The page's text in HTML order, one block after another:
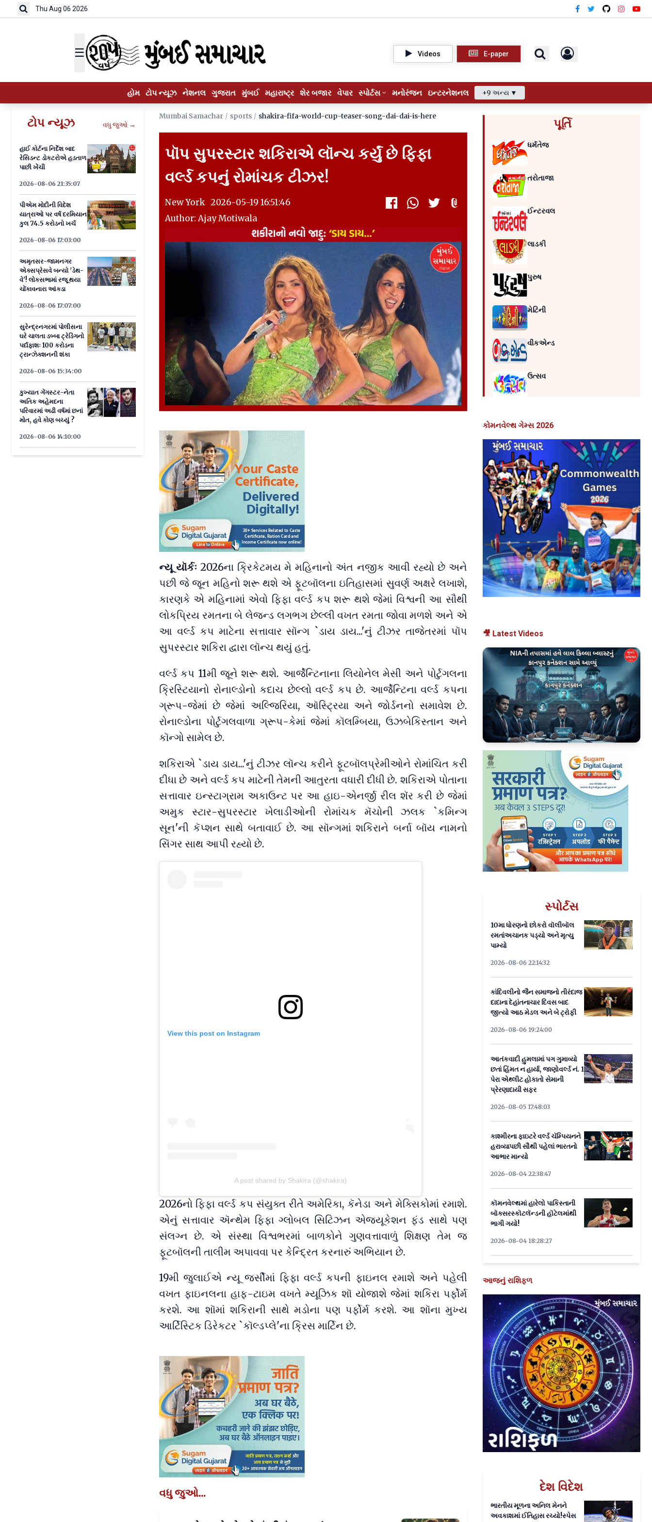
Thu Aug 06 2026
☰ Videos E-paper
હોમ ટોપ ન્યૂઝ નેશનલ ગુજરાત મુંબઈ મહારાષ્ટ્ર શેર બજાર વેપાર સ્પોર્ટસ મનોરંજન ઇન્ટરનેશનલ +9 અન્ય ▼
ટોપ ન્યૂઝ વધુ જુઓ →
હાઈ કોર્ટના નિર્દેશ બાદ
રેસિડન્ટ ડોકટરોએ હડતાળ
પાછી ખેંચી
2026-08-06 21:35:07
પીએમ મોદીની વિદેશ
યાત્રાઓ પર વર્ષ દરમિયાન
કુલ 74.5 કરોડનો ખર્ચ
2026-08-06 17:03:00
અમૃતસર-જામનગર
એક્સપ્રેસવે બન્યો 'ડેથ-
વે'! લોકસભામાં રજૂ થયા
ચોંકાવનારા આંકડા
2026-08-06 17:07:00
સુરેન્દ્રનગરમાં પોલીસના
ઘરે ચાલતા ડબ્બા ટ્રેડિંગનો
પર્દાફાશઃ 100 કરોડના
ટ્રાન્ઝેક્શનની શંકા
2026-08-06 15:34:00
કુખ્યાત ગેંગસ્ટર-નેતા
અતિક અહેમદના
પરિવારમાં અઢી વર્ષમાં છનાં
મોત, હવે કોણ બચ્યું ?
2026-08-06 14:10:00
Mumbai Samachar / sports / shakira-fifa-world-cup-teaser-song-dai-dai-is-here
પૉપ સુપરસ્ટાર શકિરાએ લૉન્ચ કર્યું છે ફિફા
વર્લ્ડ કપનું રોમાંચક ટીઝર!
New York 2026-05-19 16:51:46
Author: Ajay Motiwala
ન્યૂ યૉર્કઃ2026ના ક્રિકેટમય મે મહિનાનો અંત નજીક આવી રહ્યો છે અને
પછી જે જૂન મહિનો શરૂ થશે એ ફૂટબૉલના ઇતિહાસમાં સુવર્ણ અક્ષરે લખાશે,
કારણકે એ મહિનામાં એવો ફિફા વર્લ્ડ કપ શરૂ થશે જેમાં વિશ્વની આ સૌથી
લોકપ્રિય રમતના બે લેજન્ડ લગભગ છેલ્લી વખત રમતા જોવા મળશે અને એ
આ વર્લ્ડ કપ માટેના સત્તાવાર સૉન્ગ `ડાય ડાય...'નું ટીઝર તાજેતરમાં પૉપ
સુપરસ્ટાર શકિરા દ્વારા લૉન્ચ થયું હતું.
વર્લ્ડ કપ 11મી જૂને શરૂ થશે. આર્જેન્ટિનાના લિયોનેલ મેસી અને પોર્ટુગલના
ક્રિસ્ટિયાનો રોનાલ્ડોનો કદાચ છેલ્લો વર્લ્ડ કપ છે. આર્જેન્ટિના વર્લ્ડ કપના
ગ્રૂપ-જેમાં છે જેમાં અલ્જિરિયા, ઑસ્ટ્રિયા અને જોર્ડનનો સમાવેશ છે.
રોનાલ્ડોના પોર્ટુગલવાળા ગ્રૂપ-કેમાં જેમાં કૉલમ્બિયા, ઉઝબેકિસ્તાન અને
કૉન્ગો સામેલ છે.
શકિરાએ `ડાય ડાય...'નું ટીઝર લૉન્ચ કરીને ફૂટબૉલપ્રેમીઓને રોમાંચિત કરી
દીધા છે અને વર્લ્ડ કપ માટેની તેમની આતુરતા વધારી દીધી છે. શકિરાએ પોતાના
સત્તાવાર ઇન્સ્ટાગ્રામ અકાઉન્ટ પર આ હાઇ-એનર્જી રીલ શૅર કરી છે જેમાં
અમુક સ્ટાર-સુપરસ્ટાર ખેલાડીઓની રોમાંચક મૅચોની ઝલક `કમિન્ગ
સૂન'ની કૅપ્શન સાથે બતાવાઈ છે. આ સૉન્ગમાં શકિરાને બર્ના બૉય નામનો
સિંગર સાથ આપી રહ્યો છે.
View this post on Instagram
A post shared by Shakira (@shakira)
2026નો ફિફા વર્લ્ડ કપ સંયુક્ત રીતે અમેરિકા, કૅનેડા અને મેક્સિકોમાં રમાશે.
એનું સત્તાવાર ઍન્થેમ ફિફા ગ્લોબલ સિટિઝન એજ્યૂકેશન ફંડ સાથે પણ
સંલગ્ન છે. એ સંસ્થા વિશ્વભરમાં બાળકોને ગુણવત્તાવાળું શિક્ષણ તેમ જ
ફૂટબૉલની તાલીમ અપાવવા પર કેન્દ્રિત કરનારું અભિયાન છે.
19મી જુલાઈએ ન્યૂ જર્સીમાં ફિફા વર્લ્ડ કપની ફાઇનલ રમાશે અને પહેલી
વખત ફાઇનલના હાફ-ટાઇમ વખતે મ્યૂઝિક શૉ યોજાશે જેમાં શકિરા પર્ફોર્મ
કરશે. આ શૉમાં શકિરાની સાથે મડોના પણ પર્ફોર્મ કરશે. આ શૉના મુખ્ય
આર્ટિસ્ટિક ડિરેકટર `કૉલ્ડપ્લે'ના ક્રિસ માર્ટિન છે.
વધુ જુઓ...
પૂર્તિ
ધર્મતેજ
તરોતાજા
ઈન્ટરવલ
લાડકી
પુરુષ
મેટિની
વીકએન્ડ
ઉત્સવ
કોમનવેલ્થ ગેમ્સ 2026
🎥 Latest Videos
▶
સ્પોર્ટસ
10મા ધોરણનો છોકરો વૉલીબૉલ
રમતાંઅચાનક પડ્યો અને મૃત્યુ
પામ્યો
2026-08-06 22:14:32
કાંદિવલીનો જૈન સમાજનો તીરંદાજ
દાદાના દેહાંતનાચાર દિવસ બાદ
જીત્યો આઠ મેડલ અને બે ટ્રોફી
2026-08-06 19:24:00
આતંકવાદી હુમલામાં પગ ગુમાવ્યો
છતાં હિંમત ન હાર્યા, જાણોવર્લ્ડ નં. 1
પેરા એથ્લીટ હોકાતો સેમાની
પ્રેરણાદાયી સફર
2026-08-05 17:48:03
કાશ્મીરના ફાઇટરે વર્લ્ડ ચૅમ્પિયનને
હરાવ્યાપછી સૌથી પહેલાં ભારતનો
આભાર માન્યો
2026-08-04 22:38:47
કૉમનવેલ્થમાં હારેલો પાકિસ્તાની
બૉક્સરસ્કૉટલૅન્ડની હૉટેલમાંથી
ભાગી ગયો!
2026-08-04 18:28:27
આજનું રાશિફળ
દેશ વિદેશ
ભારતીય મૂળના અનિલ મેનને
અવકાશમાં ઈતિહાસ રચ્યો!સ્પેસ